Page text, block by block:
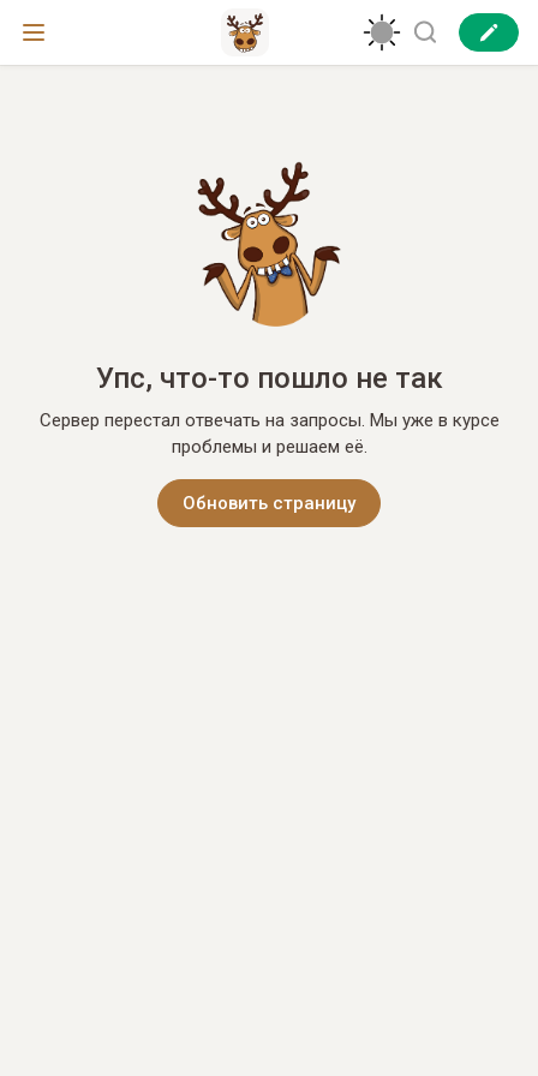
Упс, что-то пошло не так
Сервер перестал отвечать на запросы. Мы уже в курсе
проблемы и решаем её.
Обновить страницу